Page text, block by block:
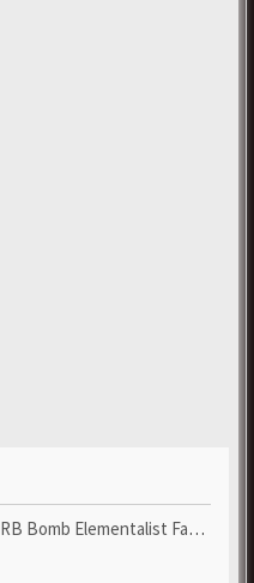
Fast - Grab POE Curren...